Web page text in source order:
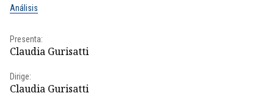
Análisis
Presenta:
Claudia Gurisatti
Dirige:
Claudia Gurisatti